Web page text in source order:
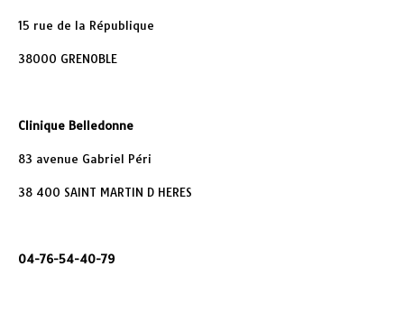
15 rue de la République
38000 GRENOBLE
Clinique Belledonne
83 avenue Gabriel Péri
38 400 SAINT MARTIN D HERES
04-76-54-40-79